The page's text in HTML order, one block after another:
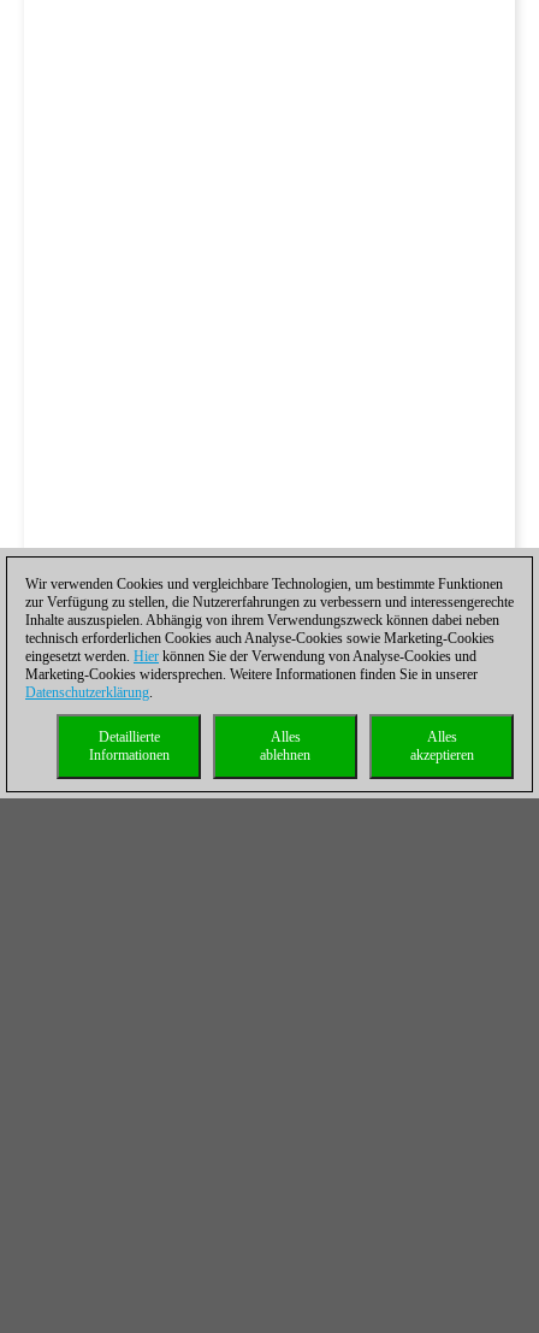
Wir verwenden Cookies und vergleichbare Technologien, um bestimmte Funktionen
zur Verfügung zu stellen, die Nutzererfahrungen zu verbessern und interessengerechte
Inhalte auszuspielen. Abhängig von ihrem Verwendungszweck können dabei neben
technisch erforderlichen Cookies auch Analyse-Cookies sowie Marketing-Cookies
eingesetzt werden. Hier können Sie der Verwendung von Analyse-Cookies und
Marketing-Cookies widersprechen. Weitere Informationen finden Sie in unserer
Datenschutzerklärung.
Alles
akzeptieren
Alles
ablehnen
Detaillierte
Informationen